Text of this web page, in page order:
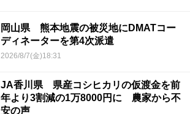
岡山県 熊本地震の被災地にDMATコー
ディネーターを第4次派遣
2026/8/7(金)18:31
JA香川県 県産コシヒカリの仮渡金を前
年より3割減の1万8000円に 農家から不
安の声